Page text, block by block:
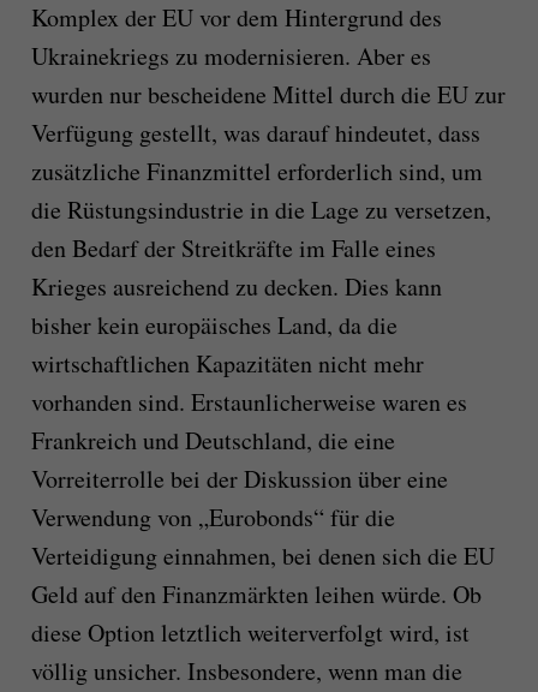
Komplex der EU vor dem Hintergrund des
Ukrainekriegs zu modernisieren. Aber es
wurden nur bescheidene Mittel durch die EU zur
Verfügung gestellt, was darauf hindeutet, dass
zusätzliche Finanzmittel erforderlich sind, um
die Rüstungsindustrie in die Lage zu versetzen,
den Bedarf der Streitkräfte im Falle eines
Krieges ausreichend zu decken. Dies kann
bisher kein europäisches Land, da die
wirtschaftlichen Kapazitäten nicht mehr
vorhanden sind. Erstaunlicherweise waren es
Frankreich und Deutschland, die eine
Vorreiterrolle bei der Diskussion über eine
Verwendung von „Eurobonds“ für die
Verteidigung einnahmen, bei denen sich die EU
Geld auf den Finanzmärkten leihen würde. Ob
diese Option letztlich weiterverfolgt wird, ist
völlig unsicher. Insbesondere, wenn man die